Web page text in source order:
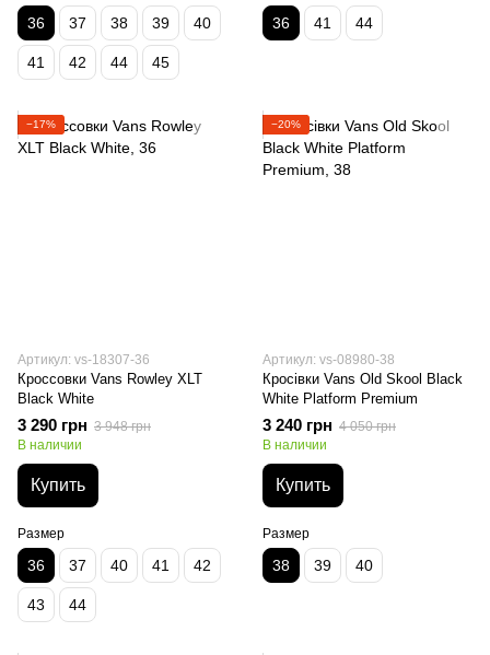
36 37 38 39 40
41 42 44 45
36 41 44
−17%
Артикул: vs-18307-36
Кроссовки Vans Rowley XLT
Black White
3 290 грн 3 948 грн
В наличии
Купить
Размер
36 37 40 41 42
43 44
−20%
Артикул: vs-08980-38
Кросівки Vans Old Skool Black
White Platform Premium
3 240 грн 4 050 грн
В наличии
Купить
Размер
38 39 40